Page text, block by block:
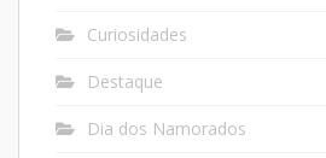
Curiosidades
Destaque
Dia dos Namorados